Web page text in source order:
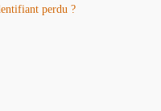
perdu ?